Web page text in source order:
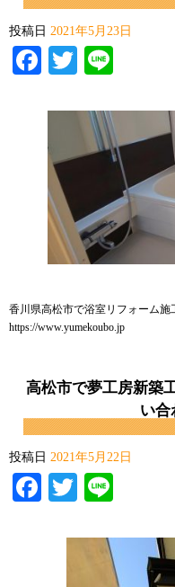
投稿日 2021年5月23日
Facebook
Twitter
香川県高松市で浴室リフォーム施
https://www.yumekoubo.jp
高松市で夢工房新築
い合
投稿日 2021年5月22日
Facebook
Twitter